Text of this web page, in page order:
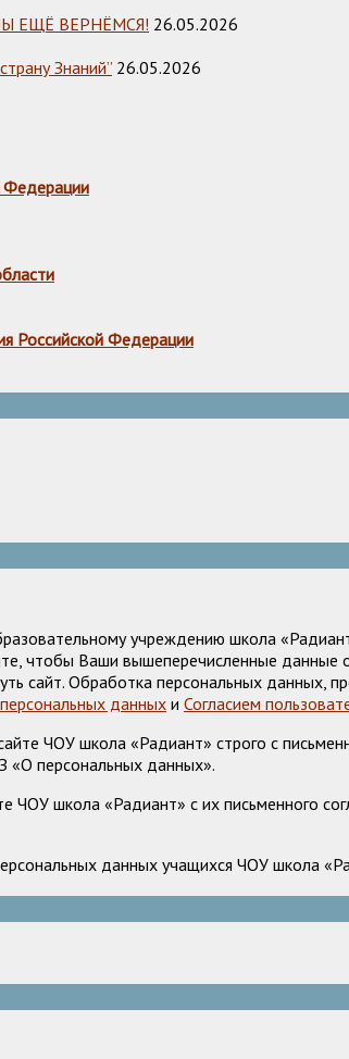
ЕЩЁ ВЕРНЁМСЯ! 26.05.2026
Знаний” 26.05.2026
Федерации
Российской Федерации
учреждению школа
чтобы Ваши вышеперечисленные
сайт. Обработка персональных данных,
данныхи Согласием
ЧОУ школа «Радиант» строго с
«О персональных данных».
школа «Радиант» с их письменного
данных учащихся ЧОУ школа